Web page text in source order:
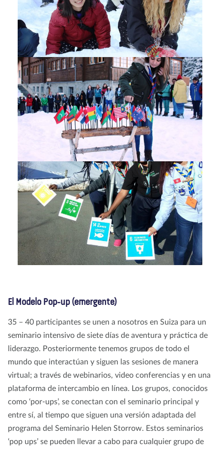
El Modelo Pop-up (emergente)
35 – 40 participantes se unen a nosotros en Suiza para un
seminario intensivo de siete días de aventura y práctica de
liderazgo. Posteriormente tenemos grupos de todo el
mundo que interactúan y siguen las sesiones de manera
virtual; a través de webinarios, video conferencias y en una
plataforma de intercambio en línea. Los grupos, conocidos
como ‘por-ups’, se conectan con el seminario principal y
entre sí, al tiempo que siguen una versión adaptada del
programa del Seminario Helen Storrow. Estos seminarios
‘pop ups’ se pueden llevar a cabo para cualquier grupo de